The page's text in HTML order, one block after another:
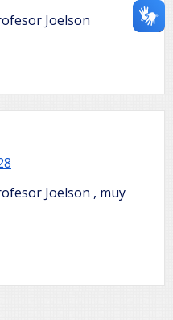
Joelson
Joelson , muy